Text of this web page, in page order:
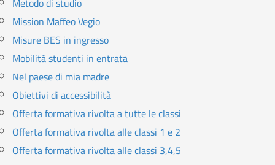
Mission Maffeo Vegio
Misure BES in ingresso
Mobilità studenti in entrata
Nel paese di mia madre
Obiettivi di accessibilità
Offerta formativa rivolta a tutte le classi
Offerta formativa rivolta alle classi 1 e 2
Offerta formativa rivolta alle classi 3,4,5